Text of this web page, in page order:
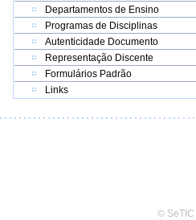
Departamentos de Ensino
Programas de Disciplinas
Autenticidade Documento
Representação Discente
Formulários Padrão
Links
© SeTIC